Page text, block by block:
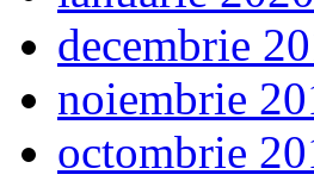
decembrie
noiembrie
octombrie